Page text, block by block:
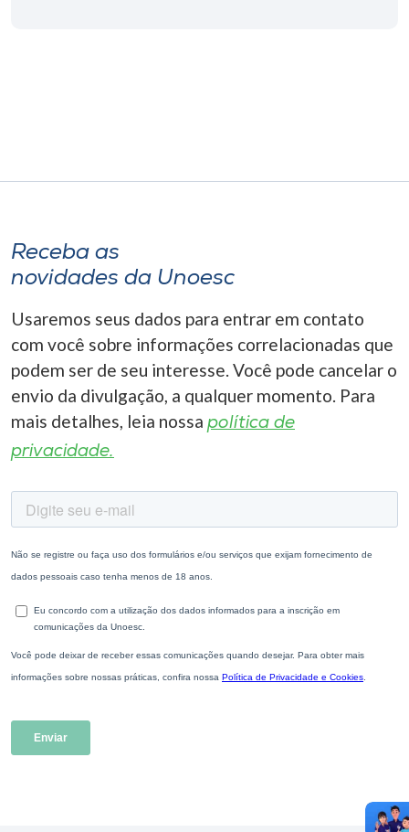
A+
A-
Receba as
novidades da Unoesc
Usaremos seus dados para entrar em contato
com você sobre informações correlacionadas que
podem ser de seu interesse. Você pode cancelar o
envio da divulgação, a qualquer momento. Para
mais detalhes, leia nossa política de
privacidade.